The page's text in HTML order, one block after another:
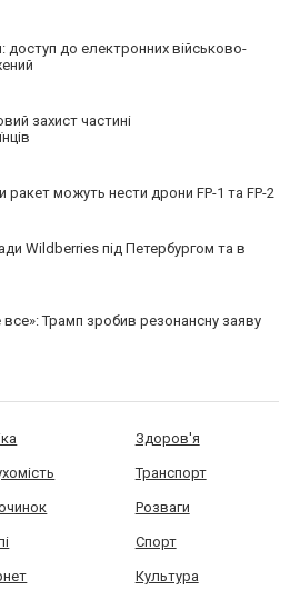
доступ до електронних військово-
захист частині
ракет можуть нести дрони FP-1 та FP-2
Wildberries під Петербургом та в
Трамп зробив резонансну заяву
Здоров'я
Транспорт
Розваги
Спорт
Культура